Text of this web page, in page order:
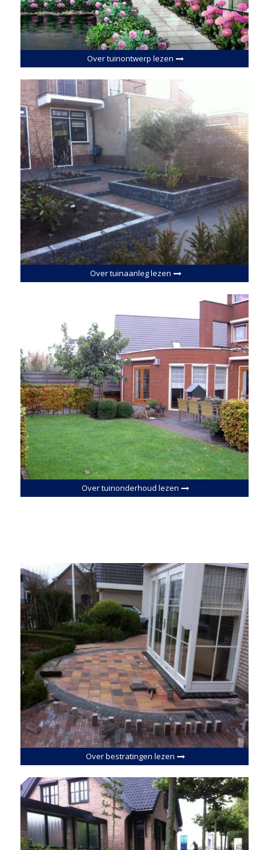
Over tuinontwerp lezen
Over tuinaanleg lezen
Over tuinonderhoud lezen
Over bestratingen lezen